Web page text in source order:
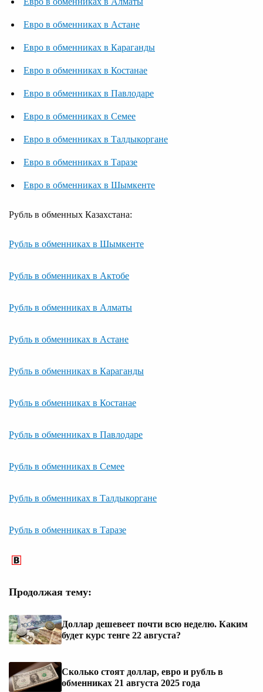
Евро в обменниках в Астане
Евро в обменниках в Караганды
Евро в обменниках в Костанае
Евро в обменниках в Павлодаре
Евро в обменниках в Семее
Евро в обменниках в Талдыкоргане
Евро в обменниках в Таразе
Евро в обменниках в Шымкенте
Рубль в обменных Казахстана:
Рубль в обменниках в Шымкенте
Рубль в обменниках в Актобе
Рубль в обменниках в Алматы
Рубль в обменниках в Астане
Рубль в обменниках в Караганды
Рубль в обменниках в Костанае
Рубль в обменниках в Павлодаре
Рубль в обменниках в Семее
Рубль в обменниках в Талдыкоргане
Рубль в обменниках в Таразе
Продолжая тему:
Доллар дешевеет почти всю неделю. Каким
будет курс тенге 22 августа?
Сколько стоят доллар, евро и рубль в
обменниках 21 августа 2025 года